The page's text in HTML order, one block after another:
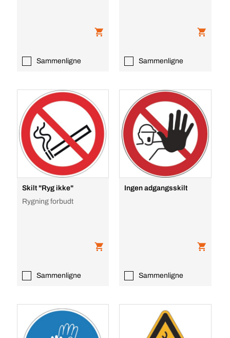
Sammenligne Sammenligne
Skilt "Ryg ikke"
Rygning forbudt
Sammenligne
Ingen adgangsskilt
Sammenligne